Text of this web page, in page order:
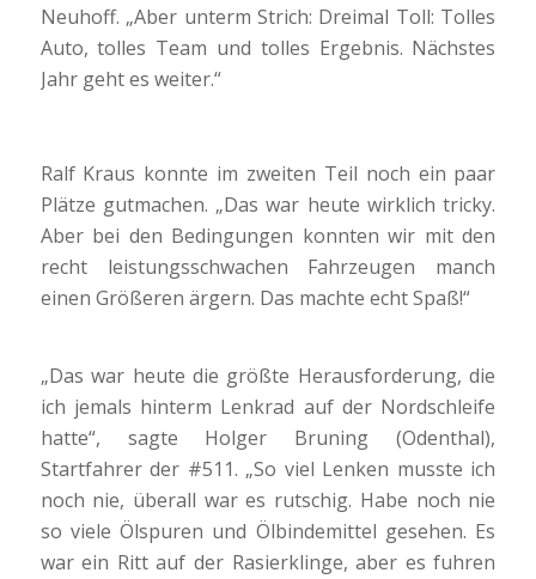
Neuhoff. „Aber unterm Strich: Dreimal Toll: Tolles
Auto, tolles Team und tolles Ergebnis. Nächstes
Jahr geht es weiter.“
Ralf Kraus konnte im zweiten Teil noch ein paar
Plätze gutmachen. „Das war heute wirklich tricky.
Aber bei den Bedingungen konnten wir mit den
recht leistungsschwachen Fahrzeugen manch
einen Größeren ärgern. Das machte echt Spaß!“
„Das war heute die größte Herausforderung, die
ich jemals hinterm Lenkrad auf der Nordschleife
hatte“, sagte Holger Bruning (Odenthal),
Startfahrer der #511. „So viel Lenken musste ich
noch nie, überall war es rutschig. Habe noch nie
so viele Ölspuren und Ölbindemittel gesehen. Es
war ein Ritt auf der Rasierklinge, aber es fuhren